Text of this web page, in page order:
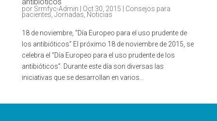
por Srmfyc-Admin Oct 30, 2015 Consejos para
pacientes, Jornadas Noticias
18 de noviembre, “Día Europeo para el uso prudente de
los antibióticos” El próximo 18 de noviembre de 2015, se
celebra el “Día Europeo para el uso prudente de los
antibióticos”. Durante este día son diversas las
iniciativas que se desarrollan en varios...